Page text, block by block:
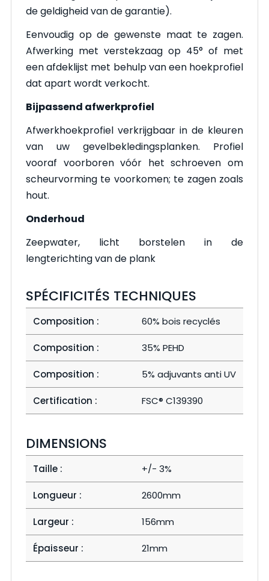
de geldigheid van de garantie).
Eenvoudig op de gewenste maat te zagen.
Afwerking met verstekzaag op 45° of met
een afdeklijst met behulp van een hoekprofiel
dat apart wordt verkocht.
Bijpassend afwerkprofiel
Afwerkhoekprofiel verkrijgbaar in de kleuren
van uw gevelbekledingsplanken. Profiel
vooraf voorboren vóór het schroeven om
scheurvorming te voorkomen; te zagen zoals
hout.
Onderhoud
Zeepwater, licht borstelen in de
lengterichting van de plank
SPÉCIFICITÉS TECHNIQUES
Composition : 60% bois recyclés
Composition : 35% PEHD
Composition : 5% adjuvants anti UV
Certification : FSC®️ C139390
DIMENSIONS
Taille : +/- 3%
Longueur : 2600mm
Largeur : 156mm
Épaisseur : 21mm